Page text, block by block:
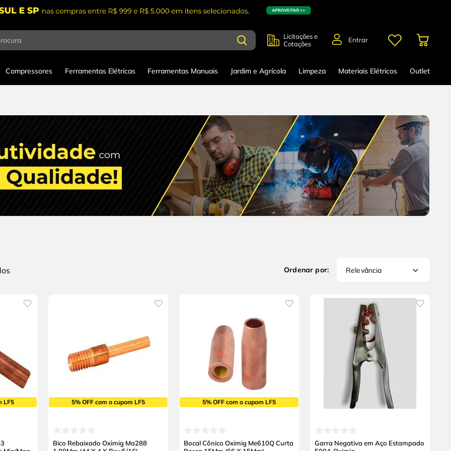
Licitações e
Cotações
Entrar
Compressores Ferramentas Elétricas Ferramentas Manuais Jardim e Agrícola Limpeza Materiais Elétricos Outlet
Relevância
LF5 5% OFF com o cupom LF5
Bico Rebaixado Oximig Ma288
5% OFF com o cupom LF5
Bocal Cônico Oximig Me610Q Curta
Garra Negativa em Aço Estampado